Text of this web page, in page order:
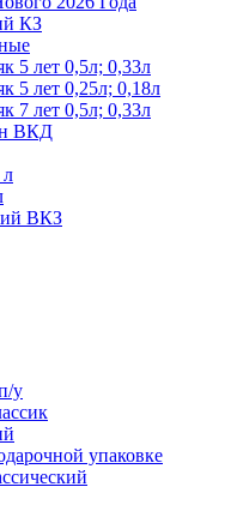
КЗ
5 лет 0,5л; 0,33л
5 лет 0,25л; 0,18л
7 лет 0,5л; 0,33л
ВКД
л
ВКЗ
у
упаковке